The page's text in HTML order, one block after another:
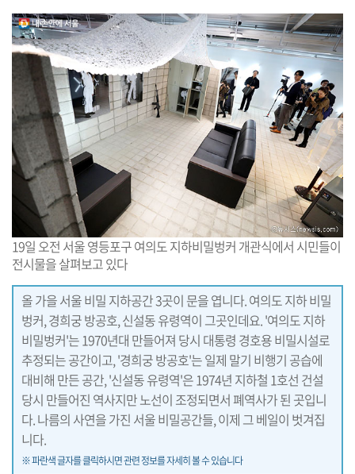
털 R
L
복
사
유
하
기
크
게
변
경
하
기
작
게
변
경
하
기
19일 오전 서울 영등포구 여의도 지하비밀벙커 개관식에서 시민들이
전시물을 살펴보고 있다
올 가을 서울 비밀 지하공간 3곳이 문을 엽니다. 여의도 지하 비밀
벙커, 경희궁 방공호, 신설동 유령역이 그곳인데요. '여의도 지하
비밀벙커'는 1970년대 만들어져 당시 대통령 경호용 비밀시설로
추정되는 공간이고, '경희궁 방공호'는 일제 말기 비행기 공습에
대비해 만든 공간, '신설동 유령역'은 1974년 지하철 1호선 건설
당시 만들어진 역사지만 노선이 조정되면서 폐역사가 된 곳입니
다. 나름의 사연을 가진 서울 비밀공간들, 이제 그 베일이 벗겨집
니다.
※ 파란색 글자를 클릭하시면 관련 정보를 자세히 볼 수 있습니다